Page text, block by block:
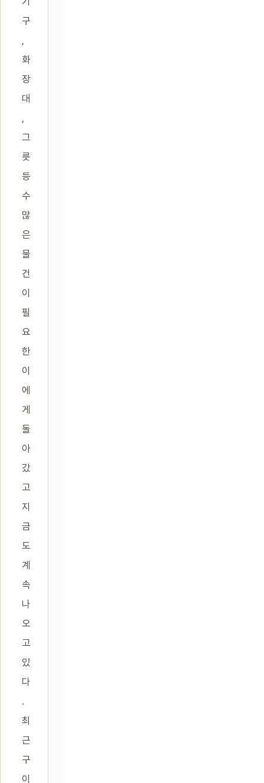
구
,
화
장
대
,
그
릇
등
수
많
은
물
건
이
필
요
한
이
에
게
돌
아
갔
고
지
금
도
계
속
나
오
고
있
다
.
최
근
구
이